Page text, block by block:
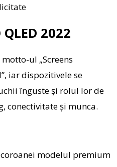
2022
ul „Screens
iar dispozitivele se
înguste şi rolul lor de
conectivitate şi munca.
modelul premium